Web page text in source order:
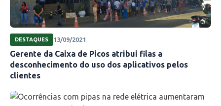
DESTAQUES 13/09/2021
Gerente da Caixa de Picos atribui filas a
desconhecimento do uso dos aplicativos pelos
clientes